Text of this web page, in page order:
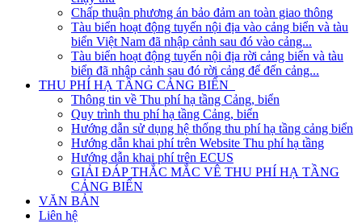
Chấp thuận phương án bảo đảm an toàn giao thông
Tàu biển hoạt động tuyến nội địa vào cảng biển và tàu
biển Việt Nam đã nhập cảnh sau đó vào cảng...
Tàu biển hoạt động tuyến nội địa rời cảng biển và tàu
biển đã nhập cảnh sau đó rời cảng để đến cảng...
THU PHÍ HẠ TẦNG CẢNG BIỂN
Thông tin về Thu phí hạ tầng Cảng, biển
Quy trình thu phí hạ tầng Cảng, biển
Hướng dẫn sử dụng hệ thống thu phí hạ tầng cảng biển
Hướng dẫn khai phí trên Website Thu phí hạ tầng
Hướng dẫn khai phí trên ECUS
GIẢI ĐÁP THẮC MẮC VÊ THU PHÍ HẠ TẦNG
CẢNG BIỂN
VĂN BẢN
Liên hệ